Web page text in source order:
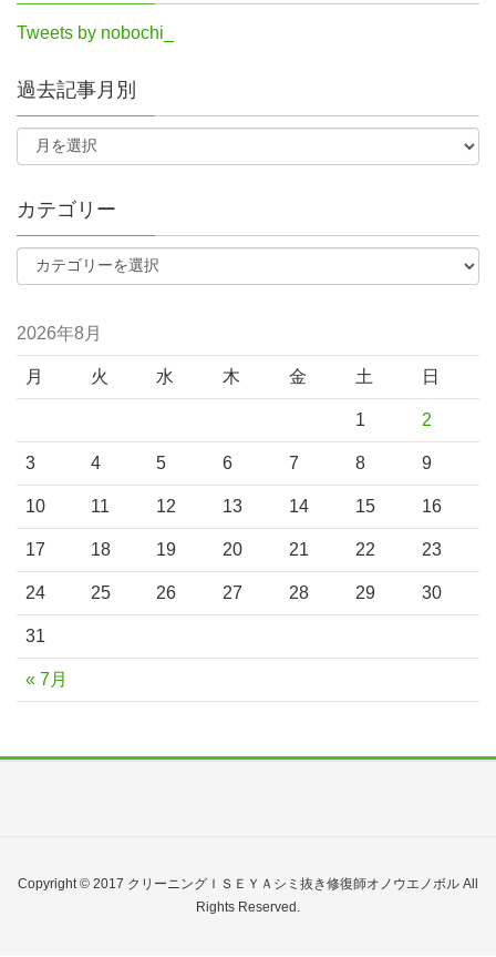
Tweets by nobochi_
過去記事月別
カテゴリー
2026年8月
月 火 水 木 金 土 日
« 7月
1 2
3 4 5 6 7 8 9
10 11 12 13 14 15 16
17 18 19 20 21 22 23
24 25 26 27 28 29 30
31
Copyright © 2017 クリーニングＩＳＥＹＡシミ抜き修復師オノウエノボル All
Rights Reserved.